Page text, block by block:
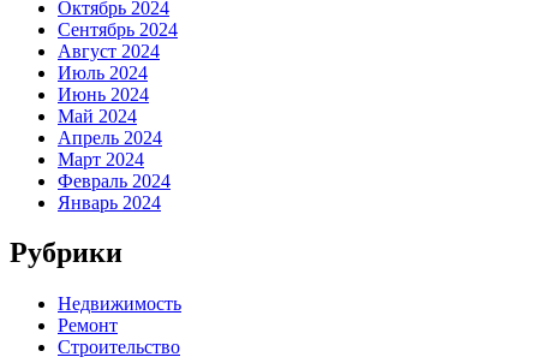
Октябрь 2024
Сентябрь 2024
Август 2024
Июль 2024
Июнь 2024
Май 2024
Апрель 2024
Март 2024
Февраль 2024
Январь 2024
Рубрики
Недвижимость
Ремонт
Строительство